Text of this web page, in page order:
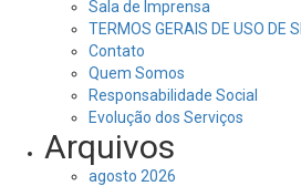
Sala de Imprensa
TERMOS GERAIS DE USO DE
Contato
Quem Somos
Responsabilidade Social
Evolução dos Serviços
Arquivos
agosto 2026